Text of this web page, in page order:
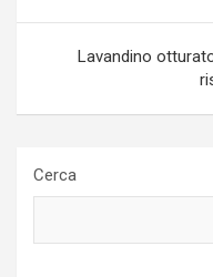
Lavandino
Cerca